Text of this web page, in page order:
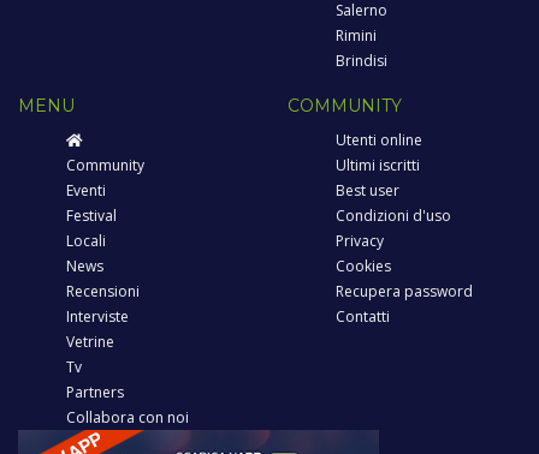
Salerno
Rimini
Brindisi
MENU
Community
Eventi
Festival
Locali
News
Recensioni
Interviste
Vetrine
Tv
Partners
Collabora con noi
COMMUNITY
Utenti online
Ultimi iscritti
Best user
Condizioni d'uso
Privacy
Cookies
Recupera password
Contatti